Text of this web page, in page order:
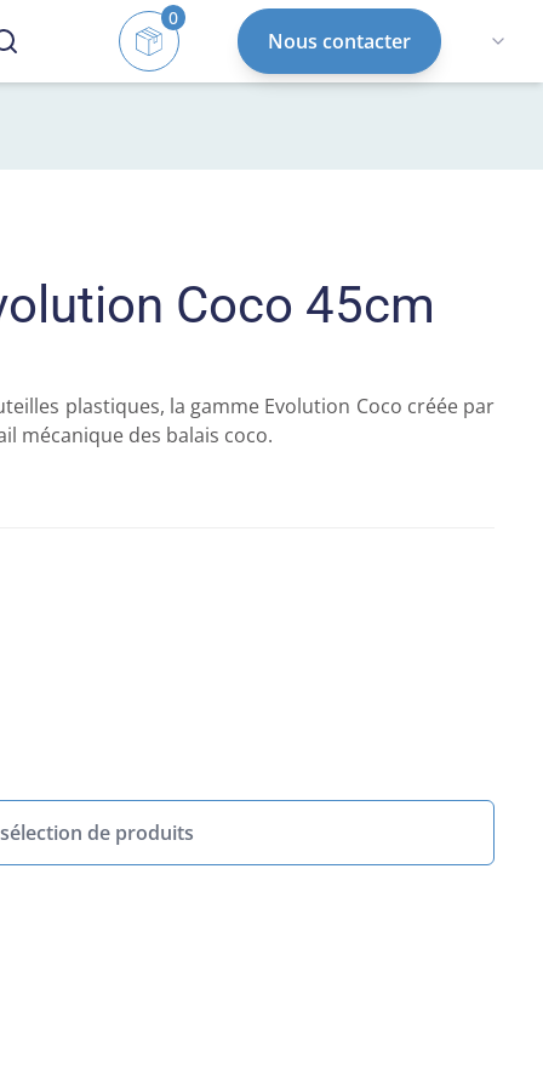
0
Nous contacter
Coco 45cm
plastiques, la gamme Evolution Coco créée par
mécanique des balais coco.
de produits